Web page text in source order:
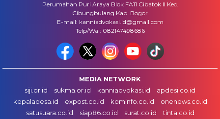
Perumahan Puri Araya Blok FA11 Cibatok II Kec.
Cibungbulang Kab. Bogor
E-mail: kanniadvokasi.id@gmail.com
Telp/Wa : 082147498686
MEDIA NETWORK
siji.or.id
sukma.or.id kanniadvokasi.id
apdesi.co.id
kepaladesa.id
expost.co.id kominfo.co.id
onenews.co.id
satusuara.co.id
siap86.co.id surat.co.id
tinta.co.id